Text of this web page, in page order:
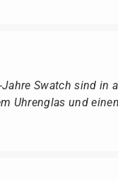
Jahre Swatch sind
Uhrenglas und